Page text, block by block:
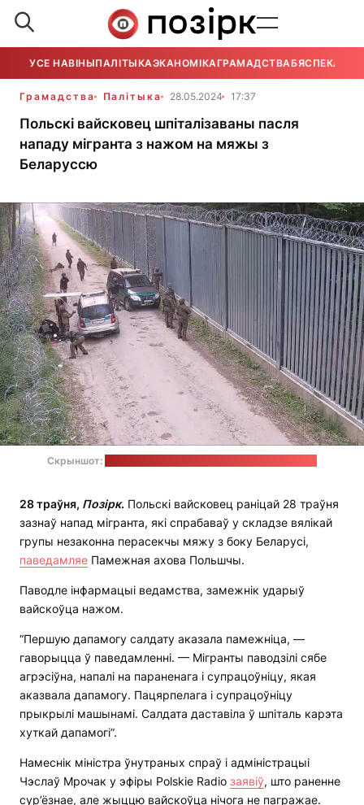
УСЕ НАВІНЫПАЛІТЫКАЭКАНОМІКАГРАМАДСТВАБЯСПЕКА
Грамадства Палітыка 28.05.2024 17:37
Польскі вайсковец шпіталізаваны пасля
нападу мігранта з нажом на мяжы з
Беларуссю
Скрыншот:
28 траўня, Позірк. Польскі вайсковец раніцай 28 траўня
зазнаў напад мігранта, які спрабаваў у складзе вялікай
групы незаконна перасекчы мяжу з боку Беларусі,
паведамляе Памежная ахова Польшчы.
Паводле інфармацыі ведамства, замежнік ударыў
вайскоўца нажом.
“Першую дапамогу салдату аказала памежніца, —
гаворыцца ў паведамленні. — Мігранты паводзілі сябе
агрэсіўна, напалі на параненага і супрацоўніцу, якая
аказвала дапамогу. Пацярпелага і супрацоўніцу
прыкрылі машынамі. Салдата даставіла ў шпіталь карэта
хуткай дапамогі”.
Намеснік міністра ўнутраных спраў і адміністрацыі
Чэслаў Мрочак у эфіры Polskie Radio заявіў, што раненне
сур’ёзнае, але жыццю вайскоўца нічога не пагражае.